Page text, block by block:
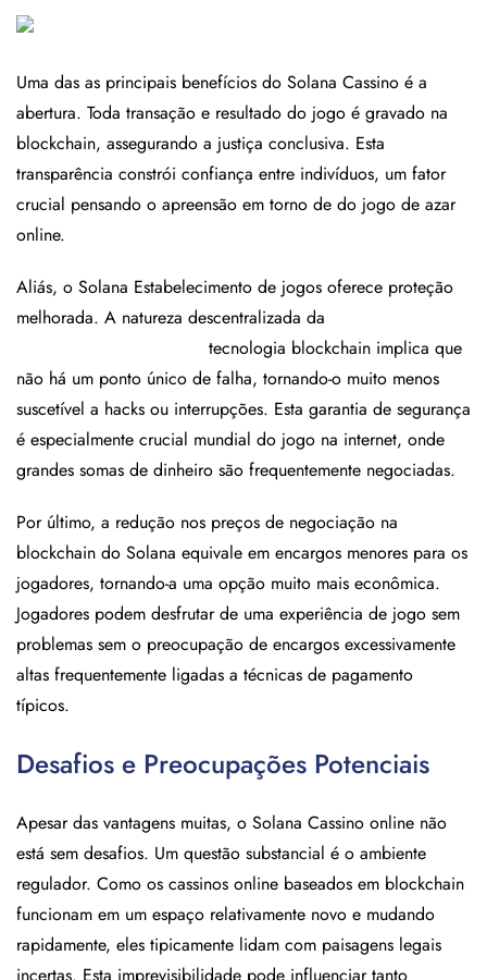
Uma das as principais benefícios do Solana Cassino é a
abertura. Toda transação e resultado do jogo é gravado na
blockchain, assegurando a justiça conclusiva. Esta
transparência constrói confiança entre indivíduos, um fator
crucial pensando o apreensão em torno de do jogo de azar
online.
Aliás, o Solana Estabelecimento de jogos oferece proteção
melhorada. A natureza descentralizada da
tecnologia blockchain implica que
não há um ponto único de falha, tornando-o muito menos
suscetível a hacks ou interrupções. Esta garantia de segurança
é especialmente crucial mundial do jogo na internet, onde
grandes somas de dinheiro são frequentemente negociadas.
Por último, a redução nos preços de negociação na
blockchain do Solana equivale em encargos menores para os
jogadores, tornando-a uma opção muito mais econômica.
Jogadores podem desfrutar de uma experiência de jogo sem
problemas sem o preocupação de encargos excessivamente
altas frequentemente ligadas a técnicas de pagamento
típicos.
Desafios e Preocupações Potenciais
Apesar das vantagens muitas, o Solana Cassino online não
está sem desafios. Um questão substancial é o ambiente
regulador. Como os cassinos online baseados em blockchain
funcionam em um espaço relativamente novo e mudando
rapidamente, eles tipicamente lidam com paisagens legais